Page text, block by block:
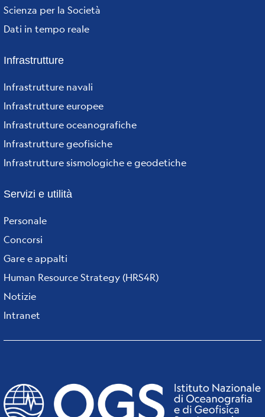
Scienza per la Società
Dati in tempo reale
Infrastrutture
Infrastrutture navali
Infrastrutture europee
Infrastrutture oceanografiche
Infrastrutture geofisiche
Infrastrutture sismologiche e geodetiche
Servizi e utilità
Personale
Concorsi
Gare e appalti
Human Resource Strategy (HRS4R)
Notizie
Intranet